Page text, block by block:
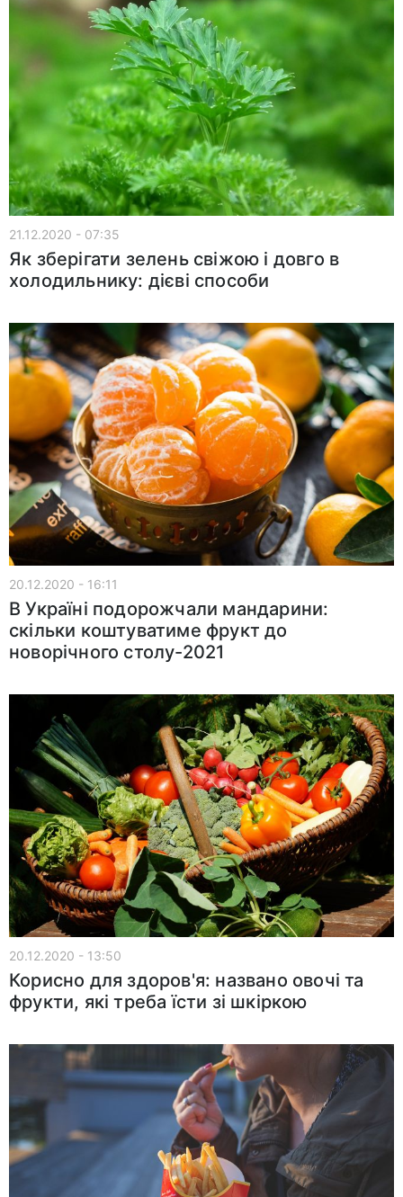
21.12.2020 - 07:35
Як зберігати зелень свіжою і довго в
холодильнику: дієві способи
20.12.2020 - 16:11
В Україні подорожчали мандарини:
скільки коштуватиме фрукт до
новорічного столу-2021
20.12.2020 - 13:50
Корисно для здоров'я: названо овочі та
фрукти, які треба їсти зі шкіркою